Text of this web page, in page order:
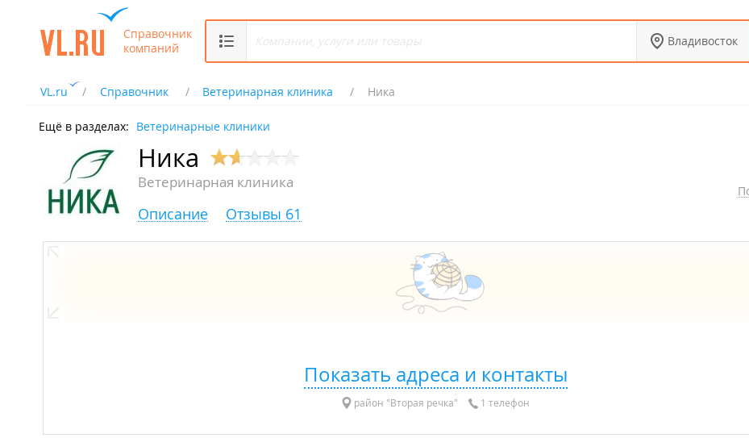
Справочник
компаний
Владивосток
VL.ru Справочник Ветеринарная клиника Ника
Ещё в разделах: Ветеринарные клиники
Ника
Ветеринарная клиника
Описание Отзывы 61
Показать адреса и контакты
район "Вторая речка" 1 телефон